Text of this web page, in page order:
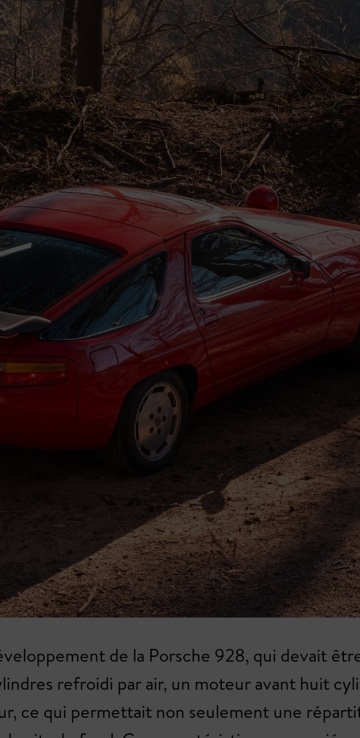
de la Porsche 928, qui devait
refroidi par air, un moteur avant huit
ce qui permettait non seulement une